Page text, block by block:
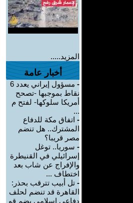
المزيد.....
أخبار عامة
-
مسؤول إيراني يعدد 6
نقاط بموجبها -تصحح
أمريكا سلوكها- لفتح م
...
- اتفاق مكة للدفاع
المشترك.. هل تنضم
مصر قريبا؟
- سوريا.. توغل
إسرائيلي في القنيطرة
والإفراج عن شاب بعد
اختطاف ...
- تل أبيب تترقب بحذر:
القاهرة قد تنضم لحلف
دفاعي إسلامي يضم قو